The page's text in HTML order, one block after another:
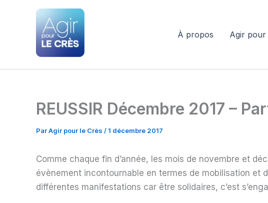
À propos Agir pour
REUSSIR Décembre 2017 –
ParAgir pour le Crès /1 décembre 2017
Comme chaque fin d’année, les mois de novembre et
évènement incontournable en termes de mobilisation
différentes manifestations car être solidaires, c’est